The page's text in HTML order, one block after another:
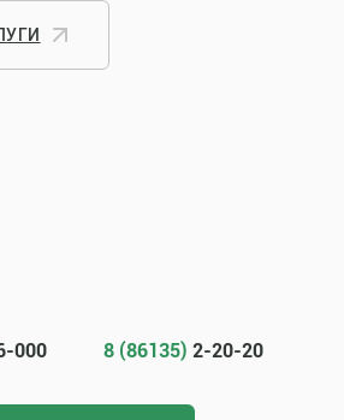
000 8 (86135) 2-20-20